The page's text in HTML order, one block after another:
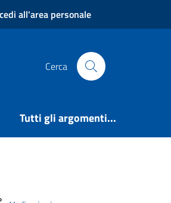
all'area personale
Cerca
Tutti gli argomenti...